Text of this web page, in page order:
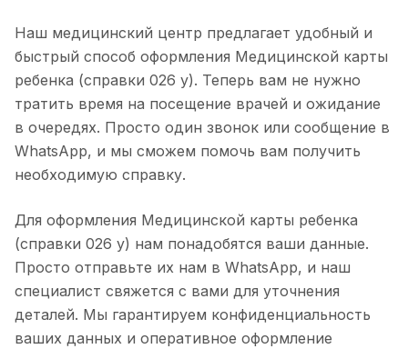
Наш медицинский центр предлагает удобный и
быстрый способ оформления Медицинской карты
ребенка (справки 026 у). Теперь вам не нужно
тратить время на посещение врачей и ожидание
в очередях. Просто один звонок или сообщение в
WhatsApp, и мы сможем помочь вам получить
необходимую справку.
Для оформления Медицинской карты ребенка
(справки 026 у) нам понадобятся ваши данные.
Просто отправьте их нам в WhatsApp, и наш
специалист свяжется с вами для уточнения
деталей. Мы гарантируем конфиденциальность
ваших данных и оперативное оформление